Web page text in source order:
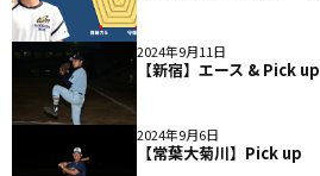
2024年9月11日
【新宿】エース & Pick up
2024年9月6日
【常葉大菊川】Pick up